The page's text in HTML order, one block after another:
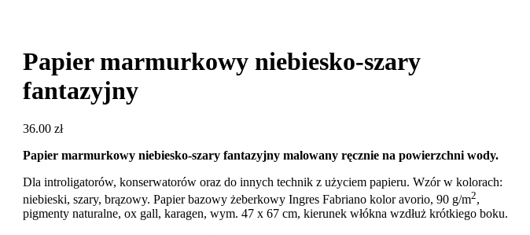
Papier marmurkowy niebiesko-szary
fantazyjny
36.00 zł
Papier marmurkowy niebiesko-szary fantazyjny malowany ręcznie na powierzchni wody.
Dla introligatorów, konserwatorów oraz do innych technik z użyciem papieru. Wzór w kolorach:
niebieski, szary, brązowy. Papier bazowy żeberkowy Ingres Fabriano kolor avorio, 90 g/m2,
pigmenty naturalne, ox gall, karagen, wym. 47 x 67 cm, kierunek włókna wzdłuż krótkiego boku.